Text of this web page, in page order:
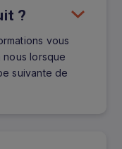
?
vous
lorsque
suivante de